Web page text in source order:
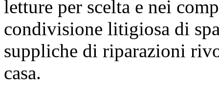
letture per scelta e nei
condivisione litigiosa di
suppliche di riparazioni
casa.